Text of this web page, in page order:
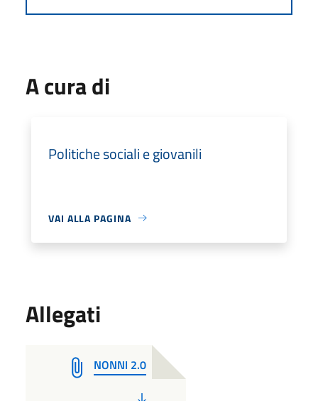
A cura di
Politiche sociali e giovanili
VAI ALLA PAGINA
Allegati
NONNI 2.0